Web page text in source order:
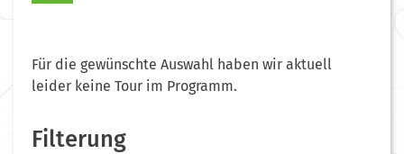
Für die gewünschte Auswahl haben wir aktuell
leider keine Tour im Programm.
Filterung